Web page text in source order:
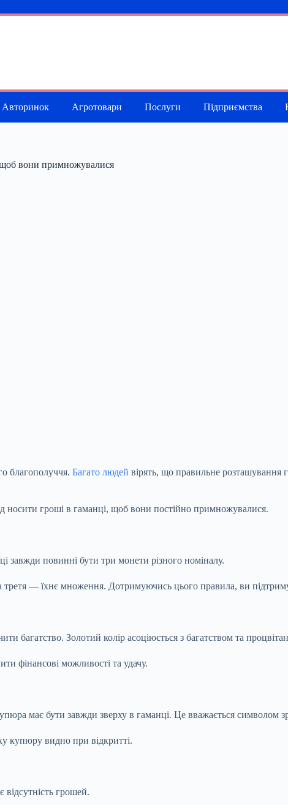
Авторинок Агротовари Послуги Підприємства
щоб вони примножувалися
благополуччя. Багато людей вірять, що правильне розташування
носити гроші в гаманці, щоб вони постійно примножувалися.
завжди повинні бути три монети різного номіналу.
— їхнє множення. Дотримуючись цього правила, ви
багатство. Золотий колір асоціюється з багатством та
фінансові можливості та удачу.
має бути завжди зверху в гаманці. Це вважається символом
купюру видно при відкритті.
грошей.